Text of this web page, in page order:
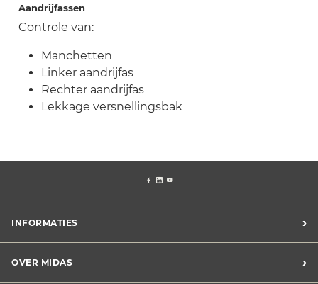
Aandrijfassen
Controle van:
Manchetten
Linker aandrijfas
Rechter aandrijfas
Lekkage versnellingsbak
INFORMATIES ›
Verkoopsvoorwaarden
OVER MIDAS ›